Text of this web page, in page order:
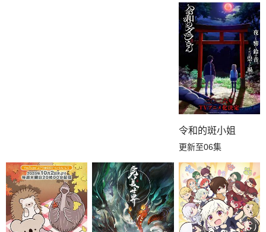
令和的斑小姐
更新至06集